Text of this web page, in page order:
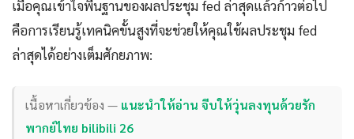
เมื่อคุณเข้าใจพื้นฐานของผลประชุม fed ล่าสุดแล้วก้าวต่อไป
คือการเรียนรู้เทคนิคขั้นสูงที่จะช่วยให้คุณใช้ผลประชุม fed
ล่าสุดได้อย่างเต็มศักยภาพ:
เนื้อหาเกี่ยวข้อง — แนะนำให้อ่าน จีบให้วุ่นลงทุนด้วยรัก
พากย์ไทย bilibili 26